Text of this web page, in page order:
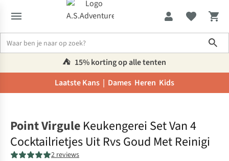
⛺️ 15% korting op alle tenten
Laatste Kans | Dames Heren Kids
Point Virgule Keukengerei Set Van 4
Cocktailrietjes Uit Rvs Goud Met Reinigi
2 reviews